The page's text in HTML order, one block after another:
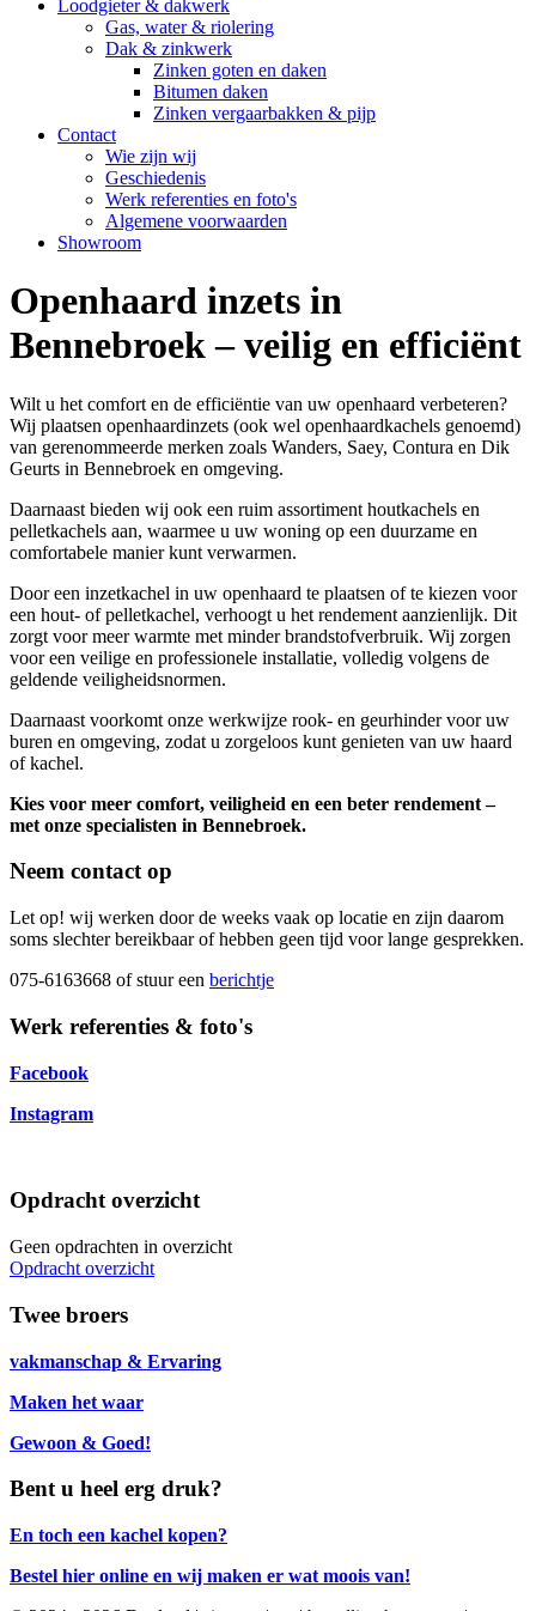
Loodgieter & dakwerk
Gas, water & riolering
Dak & zinkwerk
Zinken goten en daken
Bitumen daken
Zinken vergaarbakken & pijp
Contact
Wie zijn wij
Geschiedenis
Werk referenties en foto's
Algemene voorwaarden
Showroom
Openhaard inzets in
Bennebroek – veilig en efficiënt
Wilt u het comfort en de efficiëntie van uw openhaard verbeteren?
Wij plaatsen openhaardinzets (ook wel openhaardkachels genoemd)
van gerenommeerde merken zoals Wanders, Saey, Contura en Dik
Geurts in Bennebroek en omgeving.
Daarnaast bieden wij ook een ruim assortiment houtkachels en
pelletkachels aan, waarmee u uw woning op een duurzame en
comfortabele manier kunt verwarmen.
Door een inzetkachel in uw openhaard te plaatsen of te kiezen voor
een hout- of pelletkachel, verhoogt u het rendement aanzienlijk. Dit
zorgt voor meer warmte met minder brandstofverbruik. Wij zorgen
voor een veilige en professionele installatie, volledig volgens de
geldende veiligheidsnormen.
Daarnaast voorkomt onze werkwijze rook- en geurhinder voor uw
buren en omgeving, zodat u zorgeloos kunt genieten van uw haard
of kachel.
Kies voor meer comfort, veiligheid en een beter rendement –
met onze specialisten in Bennebroek.
Neem contact op
Let op! wij werken door de weeks vaak op locatie en zijn daarom
soms slechter bereikbaar of hebben geen tijd voor lange gesprekken.
075-6163668 of stuur een berichtje
Werk referenties & foto's
Facebook
Instagram
Opdracht overzicht
Geen opdrachten in overzicht
Opdracht overzicht
Twee broers
vakmanschap & Ervaring
Maken het waar
Gewoon & Goed!
Bent u heel erg druk?
En toch een kachel kopen?
Bestel hier online en wij maken er wat moois van!